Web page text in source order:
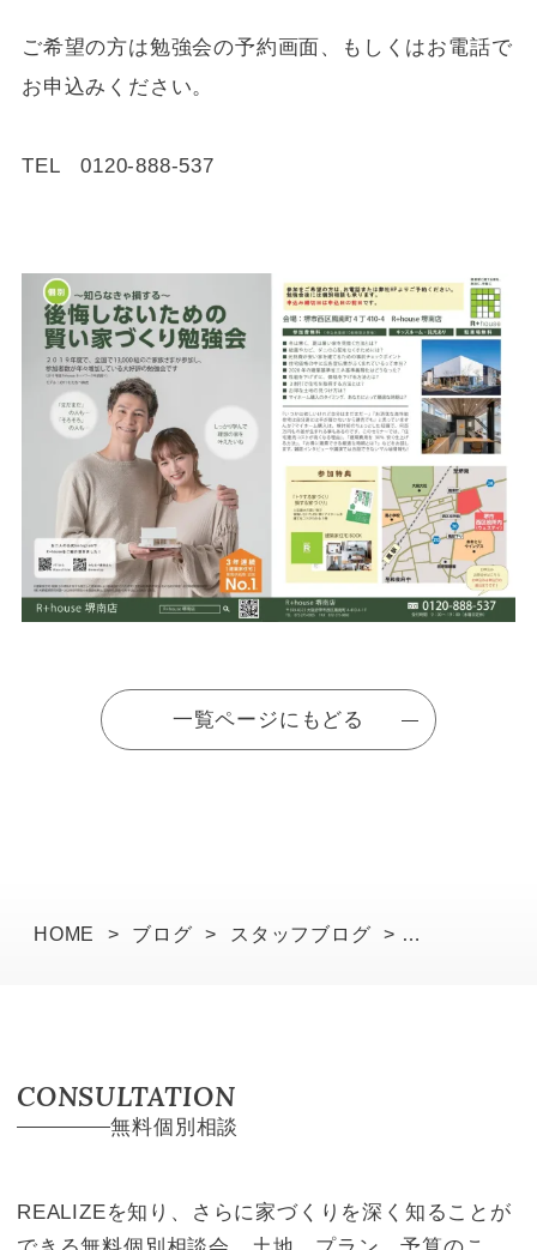
ご希望の方は勉強会の予約画面、もしくはお電話で
お申込みください。
TEL 0120-888-537
一覧ページにもどる
HOME > ブログ > スタッフブログ
>
CONSULTATION
無料個別相談
REALIZEを知り、さらに家づくりを深く知ることが